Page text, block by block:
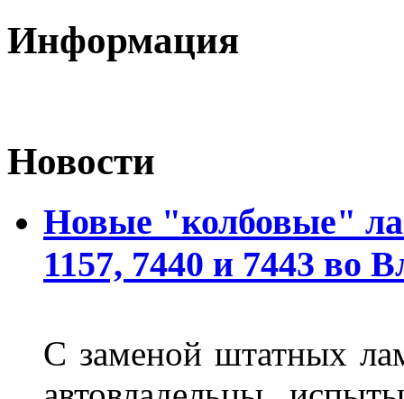
Информация
Новости
Новые "колбовые"
1157, 7440 и 7443 во
С заменой штатных